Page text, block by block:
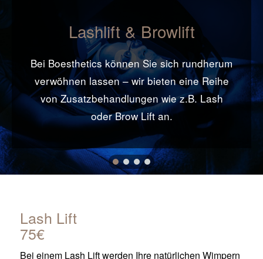
Lashlift & Browlift
Bei Boesthetics können Sie sich rundherum
verwöhnen lassen – wir bieten eine Reihe
von Zusatzbehandlungen wie z.B. Lash
oder Brow Lift an.
Lash Lift
75€
Bei einem Lash Lift werden Ihre natürlichen Wimpern